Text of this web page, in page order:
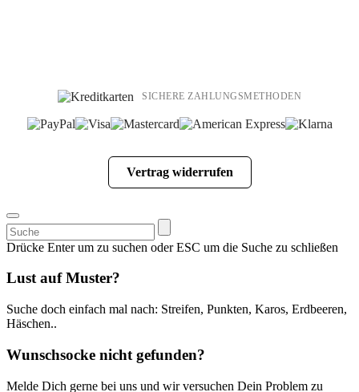
SICHERE ZAHLUNGSMETHODEN
Vertrag widerrufen
Suchen
nach:
Drücke Enter um zu suchen oder ESC um die Suche zu schließen
Lust auf Muster?
Suche doch einfach mal nach: Streifen, Punkten, Karos, Erdbeeren,
Häschen..
Wunschsocke nicht gefunden?
Melde Dich gerne bei uns und wir versuchen Dein Problem zu